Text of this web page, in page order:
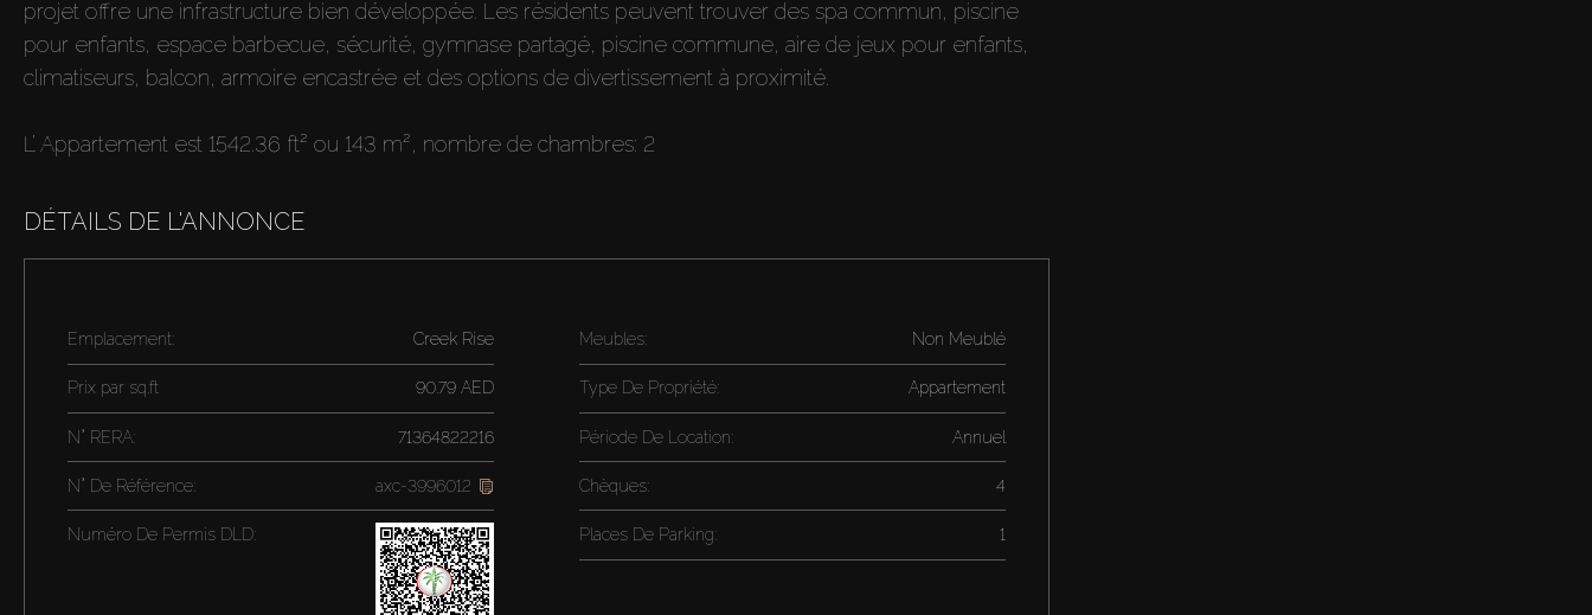
projet offre une infrastructure bien développée. Les résidents peuvent trouver des spa commun, piscine
pour enfants, espace barbecue, sécurité, gymnase partagé, piscine commune, aire de jeux pour enfants,
climatiseurs, balcon, armoire encastrée et des options de divertissement à proximité.
L’ Appartement est 1542.36 ft² ou 143 m², nombre de chambres: 2
DÉTAILS DE L'ANNONCE
Emplacement: Creek Rise
Prix par sq.ft 90.79 AED
N° RERA: 71364822216
N° De Référence: axc-3996012
Numéro De Permis DLD:
Meubles: Non Meublé
Type De Propriété: Appartement
Période De Location: Annuel
Chèques: 4
Places De Parking: 1